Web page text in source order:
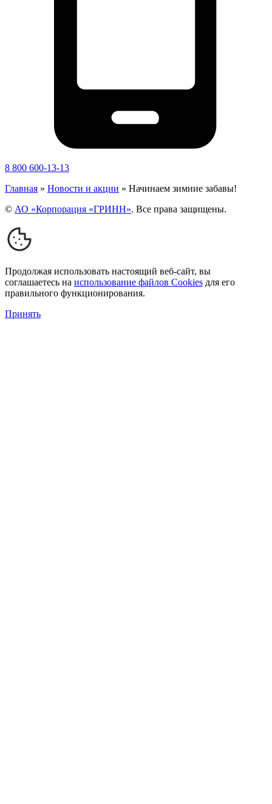
8 800 600-13-13
Главная » Новости и акции » Начинаем зимние забавы!
© АО «Корпорация «ГРИНН». Все права защищены.
Продолжая использовать настоящий веб-сайт, вы
соглашаетесь на использование файлов Cookies для его
правильного функционирования.
Принять